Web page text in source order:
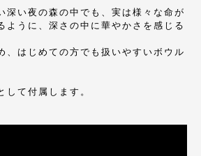
深い夜の森の中でも、実は様々な命が
ように、深さの中に華やかさを感じる
、はじめての方でも扱いやすいボウル
して付属します。